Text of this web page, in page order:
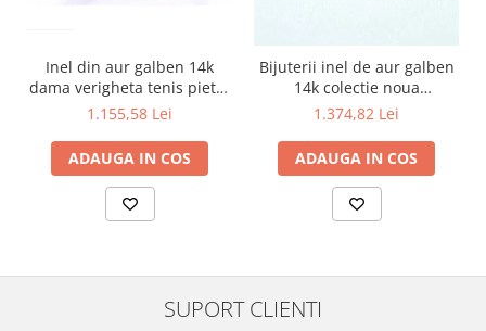
Inel din aur galben 14k
dama verigheta tenis pietre
albe R15
1.155,58 Lei
ADAUGA IN COS
Bijuterii inel de aur galben
14k colectie noua
INIMIOARE R13
1.374,82 Lei
ADAUGA IN COS
SUPORT CLIENTI